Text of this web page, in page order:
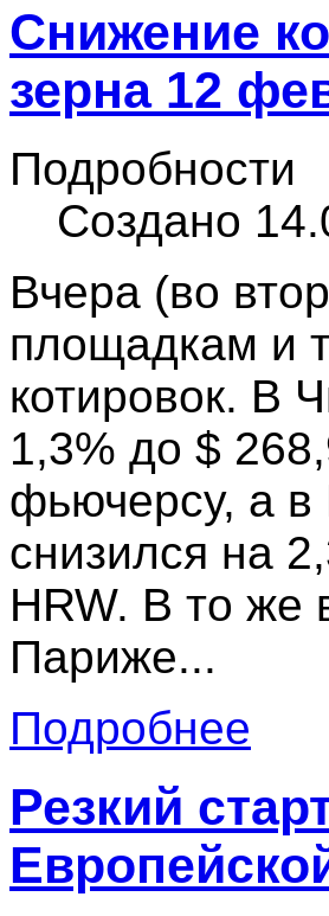
Снижение
зерна 12
Подробности
Создано
Вчера (во
площадкам и
котировок. В
1,3% до $
фьючерсу, а в
снизился на
HRW. В то же
Париже...
Подробнее
Резкий